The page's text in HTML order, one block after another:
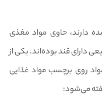
دارند، حاوی مواد مغذی
دارای قند بوده‌اند. یکی از
روی برچسب مواد غذایی
می‌شود: